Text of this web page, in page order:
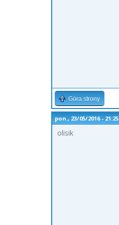
Góra strony
pon., 23/05/2016 - 21:25
olisik